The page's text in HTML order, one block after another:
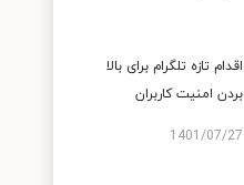
اقدام تازه تلگرام برای بالا
بردن امنیت کاربران
1401/07/27